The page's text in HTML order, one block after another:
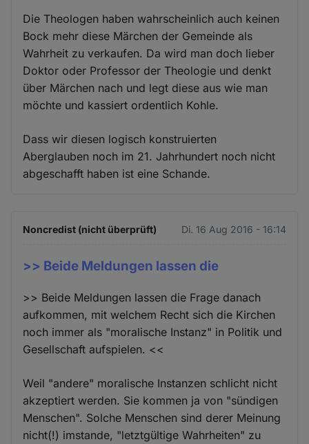
Die Theologen haben wahrscheinlich auch keinen
Bock mehr diese Märchen der Gemeinde als
Wahrheit zu verkaufen. Da wird man doch lieber
Doktor oder Professor der Theologie und denkt
über Märchen nach und legt diese aus wie man
möchte und kassiert ordentlich Kohle.
Dass wir diesen logisch konstruierten
Aberglauben noch im 21. Jahrhundert noch nicht
abgeschafft haben ist eine Schande.
Noncredist (nicht überprüft) Di. 16 Aug 2016 - 16:14
>> Beide Meldungen lassen die
>> Beide Meldungen lassen die Frage danach
aufkommen, mit welchem Recht sich die Kirchen
noch immer als "moralische Instanz" in Politik und
Gesellschaft aufspielen. <<
Weil "andere" moralische Instanzen schlicht nicht
akzeptiert werden. Sie kommen ja von "sündigen
Menschen". Solche Menschen sind derer Meinung
nicht(!) imstande, "letztgültige Wahrheiten" zu